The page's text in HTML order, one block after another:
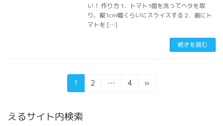
い！ 作り方 1．トマト1個を洗ってヘタを取
り、縦1cm幅くらいにスライスする 2．器にト
マトを […]
続きを読む
の
固
定
ー
1
固
2 …
固
4 »
えるサイト内検索